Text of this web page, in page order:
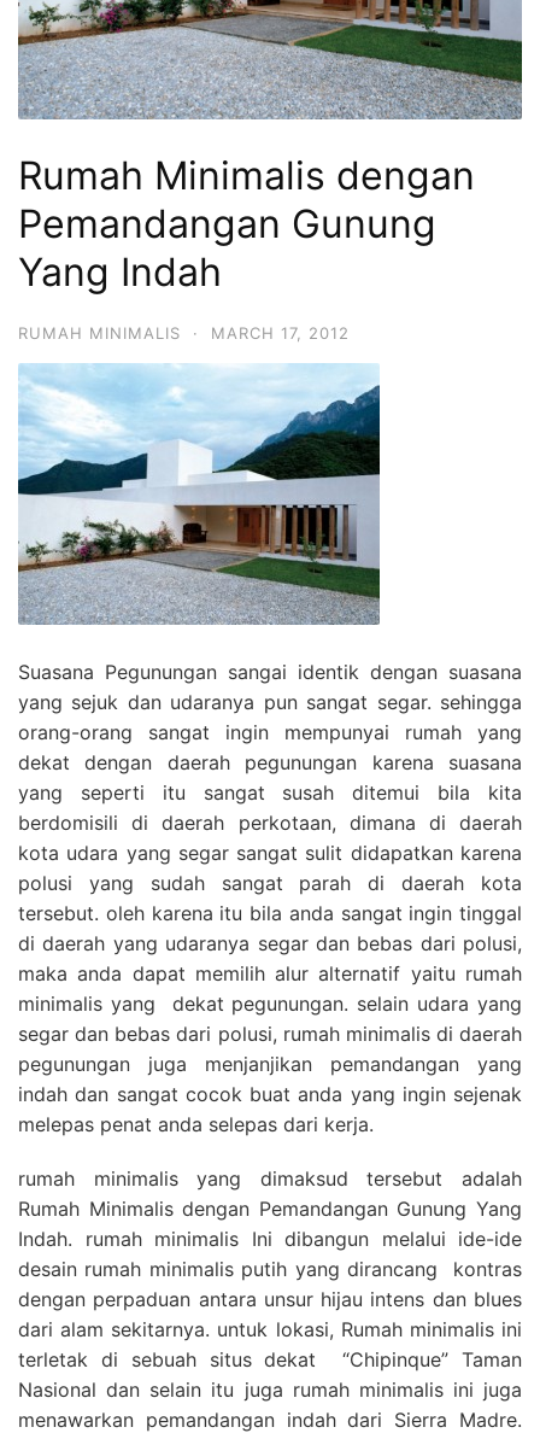
Rumah Minimalis dengan
Pemandangan Gunung
Yang Indah
RUMAH MINIMALIS · MARCH 17, 2012
Suasana Pegunungan sangai identik dengan suasana
yang sejuk dan udaranya pun sangat segar. sehingga
orang-orang sangat ingin mempunyai rumah yang
dekat dengan daerah pegunungan karena suasana
yang seperti itu sangat susah ditemui bila kita
berdomisili di daerah perkotaan, dimana di daerah
kota udara yang segar sangat sulit didapatkan karena
polusi yang sudah sangat parah di daerah kota
tersebut. oleh karena itu bila anda sangat ingin tinggal
di daerah yang udaranya segar dan bebas dari polusi,
maka anda dapat memilih alur alternatif yaitu rumah
minimalis yang dekat pegunungan. selain udara yang
segar dan bebas dari polusi, rumah minimalis di daerah
pegunungan juga menjanjikan pemandangan yang
indah dan sangat cocok buat anda yang ingin sejenak
melepas penat anda selepas dari kerja.
rumah minimalis yang dimaksud tersebut adalah
Rumah Minimalis dengan Pemandangan Gunung Yang
Indah. rumah minimalis Ini dibangun melalui ide-ide
desain rumah minimalis putih yang dirancang kontras
dengan perpaduan antara unsur hijau intens dan blues
dari alam sekitarnya. untuk lokasi, Rumah minimalis ini
terletak di sebuah situs dekat “Chipinque” Taman
Nasional dan selain itu juga rumah minimalis ini juga
menawarkan pemandangan indah dari Sierra Madre.